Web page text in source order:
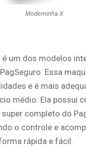
Moderninha X
é um dos modelos
Essa
e é mais
médio. Ela possui
completo do
o controle e
rápida e fácil.